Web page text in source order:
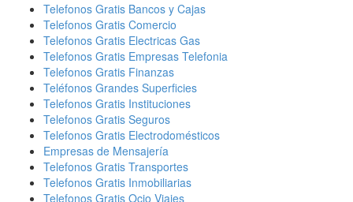
Telefonos Gratis Bancos y Cajas
Telefonos Gratis Comercio
Telefonos Gratis Electricas Gas
Telefonos Gratis Empresas Telefonia
Telefonos Gratis Finanzas
Teléfonos Grandes Superficies
Telefonos Gratis Instituciones
Telefonos Gratis Seguros
Telefonos Gratis Electrodomésticos
Empresas de Mensajería
Telefonos Gratis Transportes
Telefonos Gratis Inmobiliarias
Telefonos Gratis Ocio Viajes